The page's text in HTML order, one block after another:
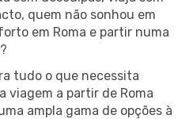
quem não sonhou em
em Roma e partir numa
tudo o que necessita
viagem a partir de Roma
ampla gama de opções à